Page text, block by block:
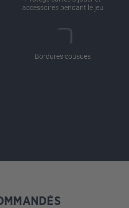
accessoires pendant le jeu
Bordures cousues